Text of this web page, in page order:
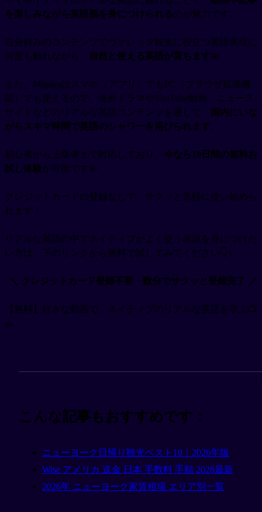
を楽しみながら英語脳を身につけられるのが魅力です。
自分好みのコンテンツでヴァレッタ観光に役立つ英語表現に
何度も触れながら、
自然と使える英語が育ちます💫
また、Migakuはスマホ（アプリ）でもPC（ブラウザ拡張機
能）でも使えるので、海外ドラマやYouTube動画、ニュース
サイトなどのリアルな英語コンテンツを通して、
国内にいな
がらスキマ時間で英語のシャワーを浴びられます。
初心者から上級者まで対応しており、 今なら10日間の無料お
試し体験が可能です💫
クレジットカードの登録なしで、サクッと気軽に使い始めら
れます！
リアルな英語の中でネイティブがよく使う表現を身につけた
い方は、下のリンクから無料で試してみてください👇✨
＼ クレジットカード登録不要・数分でサクッと登録完了 ／
【無料】好きな動画で、ネイティブのリアルな英語を学ぶ📺
✏️
こんな記事もおすすめです：
ニューヨーク日帰り観光ベスト10｜2026年版
Wise アメリカ 送金 日本 手数料 手順 2026最新
2026年 ニューヨーク家賃相場 エリア別一覧